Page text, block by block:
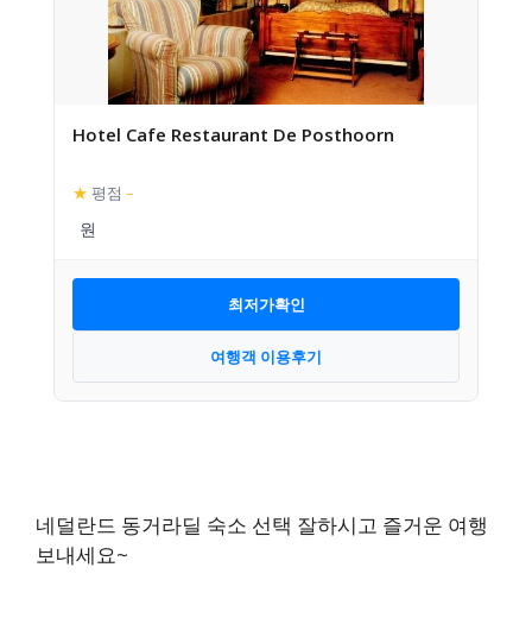
Hotel Cafe Restaurant De Posthoorn
★ 평점 –
최저가확인
여행객 이용후기
네덜란드 동거라딜 숙소 선택 잘하시고 즐거운 여행
보내세요~